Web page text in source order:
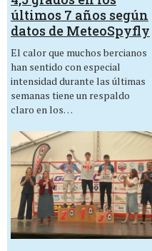
últimos 7 años según
datos de MeteoSpyfly
El calor que muchos bercianos
han sentido con especial
intensidad durante las últimas
semanas tiene un respaldo
claro en los…